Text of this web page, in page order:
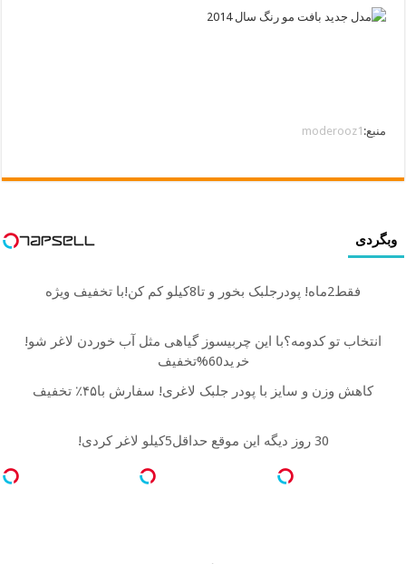
منبع: moderooz1
وبگردی
فقط2ماه! پودرجلبک بخور و تا8کیلو کم کن!با تخفیف ویژه
انتخاب تو کدومه؟با این چربیسوز گیاهی مثل آب خوردن لاغر شو!
خرید60%تخفیف
کاهش وزن و سایز با پودر جلبک لاغری! سفارش با۴۵٪ تخفیف
30 روز دیگه این موقع حداقل5کیلو لاغر کردی!